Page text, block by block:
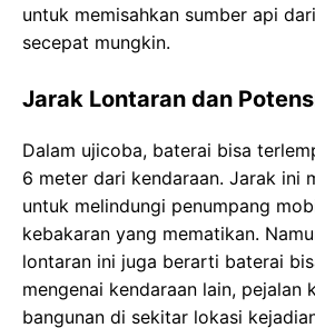
untuk memisahkan sumber api
secepat mungkin.
Jarak Lontaran dan
Dalam ujicoba, baterai bisa
6 meter dari kendaraan. Jarak ini
untuk melindungi penumpang
kebakaran yang mematikan.
lontaran ini juga berarti baterai
mengenai kendaraan lain, pejalan
bangunan di sekitar lokasi